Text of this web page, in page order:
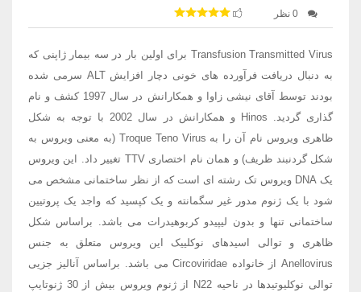
0 نظر
Transfusion Transmitted Virus برای اولین بار در سه بیمار ژاپنی که
به دنبال دریافت فرآورده های خونی دچار افزایش ALT سرمی شده
بودند توسط آقای نیشی زاوا و همکارانش در سال 1997 کشف و نام
گذاری گردید. Hinos و همکارانش در سال 2002 با توجه به شکل
ظاهری ویروس نام آن را به Troque Teno Virus (به معنی ویروس به
شکل گردنبند ظریف) و همان نام اختصاری TTV تغییر داد. این ویروس
یک DNA ویروس تک رشته ای است که از نظر ساختمانی مشخص می
شود با یک ژنوم مدور غیر سگمانته و یک کپسید که واجد یک پروتیین
ساختمانی تنها و بدون لیپیدو کربوهیدرات می باشد. براساس شکل
ظاهری و توالی اسیدهای نوکلییک این ویروس متعلق به جنس
Anellovirus از خانواده Circoviridae می باشد. براساس آنالیز جزیی
توالی نوکلیوتیدها در ناحیه N22 از ژنوم ویروس بیش از 30 ژنوتایپ